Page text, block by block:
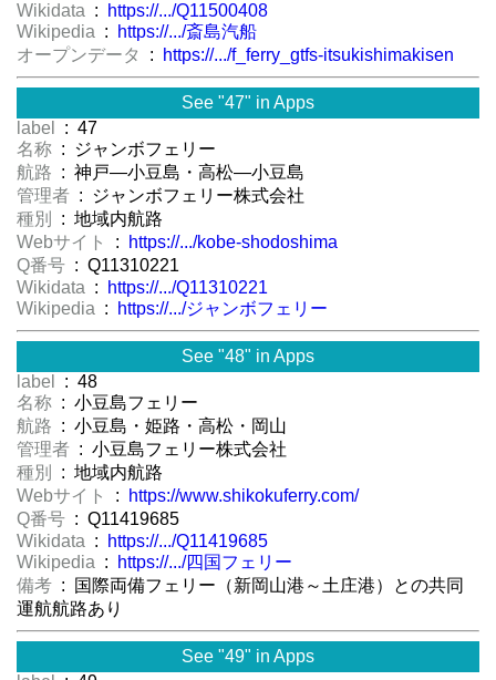
Wikidata :
https://.../Q11500408
Wikipedia :
https://.../斎島汽船
オープンデータ
: https://.../f_ferry_gtfs-itsukishimakisen
See "47" in Apps
label
: 47
名称 : ジャンボフェリー
航路 : 神戸―小豆島・高松―小豆島
管理者 : ジャンボフェリー株式会社
種別
: 地域内航路
Webサイト
:
https://.../kobe-shodoshima
Q番号 : Q11310221
Wikidata :
https://.../Q11310221
Wikipedia : https://.../ジャンボフェリー
See "48" in Apps
label
: 48
名称 : 小豆島フェリー
航路 : 小豆島・姫路・高松・岡山
管理者 : 小豆島フェリー株式会社
種別
: 地域内航路
Webサイト
:
https://www.shikokuferry.com/
Q番号 : Q11419685
Wikidata :
https://.../Q11419685
Wikipedia :
https://.../四国フェリー
備考 : 国際両備フェリー（新岡山港～土庄港）との共同
運航航路あり
See "49" in Apps